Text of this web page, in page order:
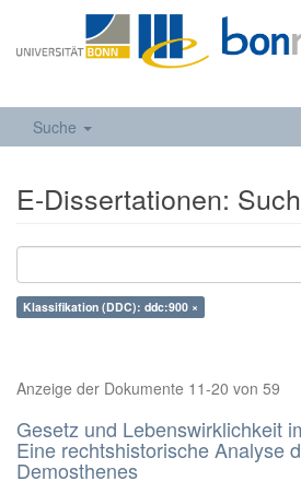
Suche
E-Dissertationen:
Klassifikation (DDC): ddc:900 ×
Anzeige der Dokumente 11-20 von 59
Gesetz und Lebenswirklichkeit
Eine rechtshistorische Analyse
Demosthenes